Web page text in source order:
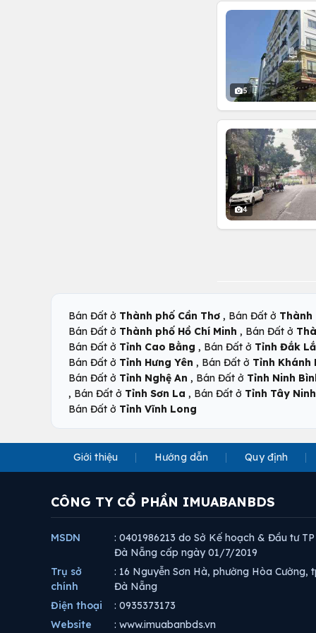
5
4
Bán Đất ở Thành phố Cần Thơ , Bán Đất ở Thành
Bán Đất ở Thành phố Hồ Chí Minh , Bán Đất ở
Bán Đất ở Tỉnh Cao Bằng , Bán Đất ở Tỉnh Đắk
Bán Đất ở Tỉnh Hưng Yên , Bán Đất ở Tỉnh Khánh
Bán Đất ở Tỉnh Nghệ An , Bán Đất ở Tỉnh Ninh
, Bán Đất ở Tỉnh Sơn La , Bán Đất ở Tỉnh Tây Ninh
Bán Đất ở Tỉnh Vĩnh Long
Giới thiệu Hướng dẫn Quy định
CÔNG TY CỔ PHẦN IMUABANBDS
MSDN
: 0401986213 do Sở Kế hoạch & Đầu tư TP
Đà Nẵng cấp ngày 01/7/2019
Trụ sở
chính
: 16 Nguyễn Sơn Hà, phường Hòa Cường,
Đà Nẵng
Điện thoại
: 0935373173
Website
: www.imuabanbds.vn